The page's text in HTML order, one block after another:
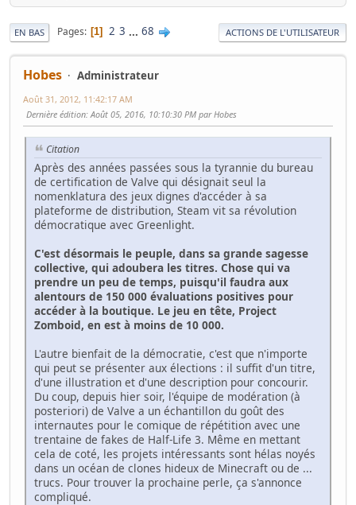
EN BAS Pages 1 2 3 ... 68 ACTIONS DE L'UTILISATEUR
Hobes Administrateur
Août 31, 2012, 11:42:17 AM
Dernière édition: Août 05, 2016, 10:10:30 PM par Hobes
Citation
Après des années passées sous la tyrannie du bureau
de certification de Valve qui désignait seul la
nomenklatura des jeux dignes d'accéder à sa
plateforme de distribution, Steam vit sa révolution
démocratique avec Greenlight.
C'est désormais le peuple, dans sa grande sagesse
collective, qui adoubera les titres. Chose qui va
prendre un peu de temps, puisqu'il faudra aux
alentours de 150 000 évaluations positives pour
accéder à la boutique. Le jeu en tête, Project
Zomboid, en est à moins de 10 000.
L'autre bienfait de la démocratie, c'est que n'importe
qui peut se présenter aux élections : il suffit d'un titre,
d'une illustration et d'une description pour concourir.
Du coup, depuis hier soir, l'équipe de modération (à
posteriori) de Valve a un échantillon du goût des
internautes pour le comique de répétition avec une
trentaine de fakes de Half-Life 3. Même en mettant
cela de coté, les projets intéressants sont hélas noyés
dans un océan de clones hideux de Minecraft ou de ...
trucs. Pour trouver la prochaine perle, ça s'annonce
compliqué.